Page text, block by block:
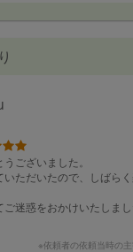
ございました。
いただいたので、しばら
ご迷惑をおかけいたしま
どアドバイスありがとうご
※依頼者の依頼当時の主